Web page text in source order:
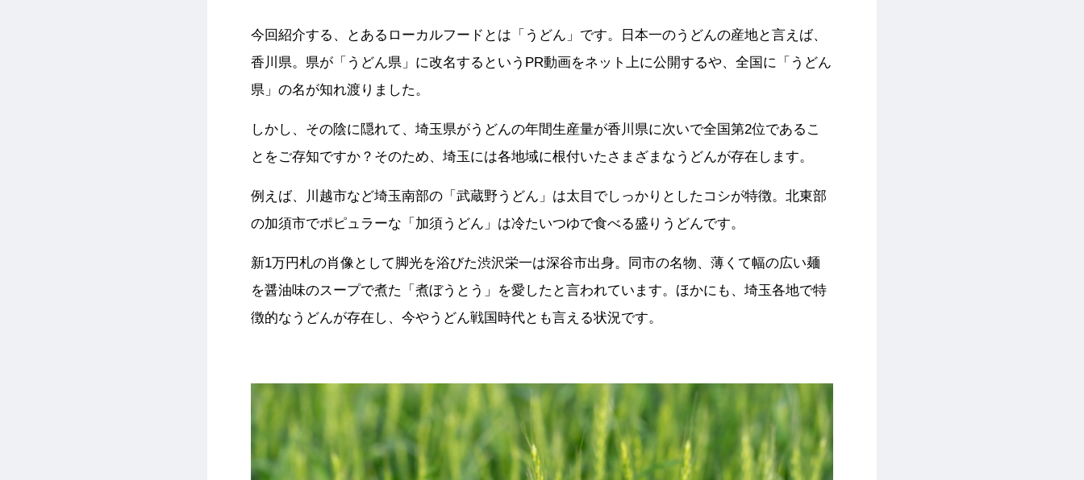
今回紹介する、とあるローカルフードとは「うどん」です。日本一のうどんの産地と言えば、
香川県。県が「うどん県」に改名するというPR動画をネット上に公開するや、全国に「うどん
県」の名が知れ渡りました。
しかし、その陰に隠れて、埼玉県がうどんの年間生産量が香川県に次いで全国第2位であるこ
とをご存知ですか？そのため、埼玉には各地域に根付いたさまざまなうどんが存在します。
例えば、川越市など埼玉南部の「武蔵野うどん」は太目でしっかりとしたコシが特徴。北東部
の加須市でポピュラーな「加須うどん」は冷たいつゆで食べる盛りうどんです。
新1万円札の肖像として脚光を浴びた渋沢栄一は深谷市出身。同市の名物、薄くて幅の広い麺
を醤油味のスープで煮た「煮ぼうとう」を愛したと言われています。ほかにも、埼玉各地で特
徴的なうどんが存在し、今やうどん戦国時代とも言える状況です。